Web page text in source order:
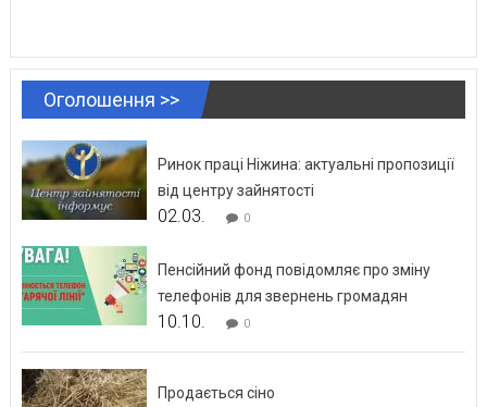
Оголошення >>
Ринок праці Ніжина: актуальні пропозиції
від центру зайнятості
02.03. 0
Пенсійний фонд повідомляє про зміну
телефонів для звернень громадян
10.10. 0
Продається сіно